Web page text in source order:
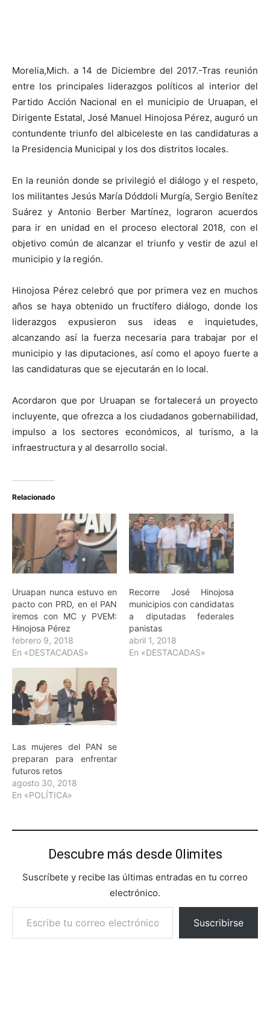
Morelia,Mich. a 14 de Diciembre del 2017.-Tras reunión
entre los principales liderazgos políticos al interior del
Partido Acción Nacional en el municipio de Uruapan, el
Dirigente Estatal, José Manuel Hinojosa Pérez, auguró un
contundente triunfo del albiceleste en las candidaturas a
la Presidencia Municipal y los dos distritos locales.
En la reunión donde se privilegió el diálogo y el respeto,
los militantes Jesús María Dóddoli Murgía, Sergio Benítez
Suárez y Antonio Berber Martínez, lograron acuerdos
para ir en unidad en el proceso electoral 2018, con el
objetivo común de alcanzar el triunfo y vestir de azul el
municipio y la región.
Hinojosa Pérez celebró que por primera vez en muchos
años se haya obtenido un fructífero diálogo, donde los
liderazgos expusieron sus ideas e inquietudes,
alcanzando así la fuerza necesaria para trabajar por el
municipio y las diputaciones, así como el apoyo fuerte a
las candidaturas que se ejecutarán en lo local.
Acordaron que por Uruapan se fortalecerá un proyecto
incluyente, que ofrezca a los ciudadanos gobernabilidad,
impulso a los sectores económicos, al turismo, a la
infraestructura y al desarrollo social.
Relacionado
Uruapan nunca estuvo en
pacto con PRD, en el PAN
iremos con MC y PVEM:
Hinojosa Pérez
febrero 9, 2018
En «DESTACADAS»
Recorre José Hinojosa
municipios con candidatas
a diputadas federales
panistas
abril 1, 2018
En «DESTACADAS»
Las mujeres del PAN se
preparan para enfrentar
futuros retos
agosto 30, 2018
En «POLÍTICA»
Descubre más desde 0limites
Suscríbete y recibe las últimas entradas en tu correo
electrónico.
Escribe tu correo electrónico…
Suscribirse